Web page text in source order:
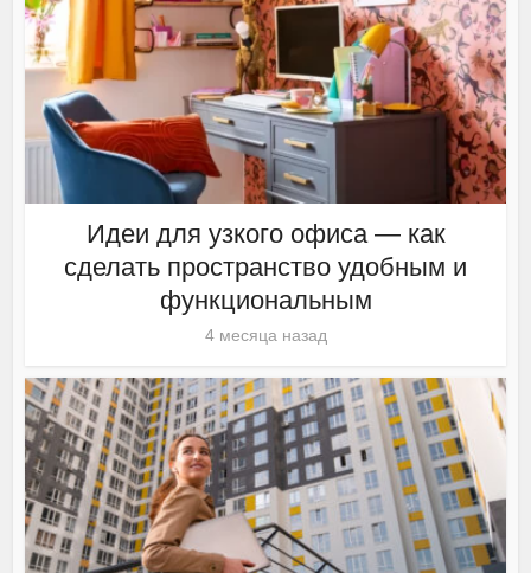
Идеи для узкого офиса — как
сделать пространство удобным и
функциональным
4 месяца назад